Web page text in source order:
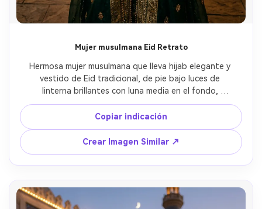
Mujer musulmana Eid Retrato
Hermosa mujer musulmana que lleva hijab elegante y
vestido de Eid tradicional, de pie bajo luces de
linterna brillantes con luna media en el fondo,
fotografía de retrato cinematográfico suave
Copiar indicación
Crear Imagen Similar ↗